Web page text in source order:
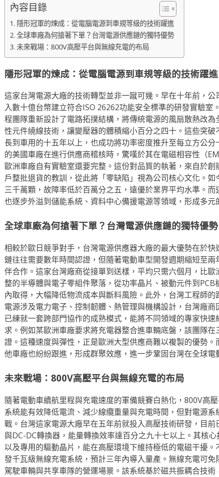
內容目錄
隱形冠軍的煉成：從電腦電源到車規等級的技術躍進
全球車廠為何搶著下單？台灣電源供應鏈的獨特優勢
未來戰場：800V高壓平台與無線充電的布局
隱形冠軍的煉成：從電腦電源到車規等級的技術躍進
這家台灣電源大廠的技術轉型並非一蹴可幾。早在十年前，
入數十億台幣建立符合ISO 26262功能安全標準的研發實驗室
程團隊重新設計了電路拓撲結構，將傳統電源的風扇散熱改
性元件繞線技術，讓變壓器的體積縮小百分之四十。這些突
長到車用的十五年以上，也成功將功率密度推升至每立方公
的美國車廠在進行供應商稽核時，驚嘆於其在電磁相容性（
歐洲車廠自有實驗室還要完整。這份對品質的執著，來自於
戶整批退貨的教訓，從此將「零缺陷」視為公司核心文化。
三千萬顆，故障率低於百萬分之五，遠優於業界平均水準。
也逐步外溢到儲能系統、資料中心備援電源等領域，形成多元
全球車廠為何搶著下單？台灣電源供應鏈的獨特優勢
相較於歐日競爭對手，台灣電源供應器大廠的最大優勢在於
鏈往往需要數年時間認證，但隨著電動車型開發週期縮短至
伴合作。這家台灣廠商從接單到送樣，平均只需六個月，比
整的半導體與電子零組件聚落，從功率晶片、被動元件到
內取得，大幅降低物流成本與斷料風險。此外，台灣工程師
電源涉及電力電子、控制韌體、熱管理與機構設計，台灣廠
已練就一套跨部門協作的成熟模式，能將不同領域的專家快
求。例如某歐洲車廠要求將充電器整合進車輛底盤，該團隊
證。這種速度與彈性，正是歐洲大型供應商難以複製的優勢
他車廠也紛紛跟進，形成群聚效應，進一步鞏固台灣在全球
未來戰場：800V高壓平台與無線充電的布局
隨著電動車續航里程與充電速度的軍備競賽白熱化，800V高
系統能有效降低電流、減少線纜重量與充電時間，但對電源
戰。台灣這家電源大廠早在五年前就投入高壓技術研發，目
與DC-DC轉換器，能量轉換效率達百分之九十七以上。其核
以及專用的驅動晶片，能在高壓環境下維持極低的電磁干擾
發千瓦級無線充電系統，預計三年內導入量產。無線充電可
駕駛車輛與共享車隊的營運場景。該系統基於磁共振耦合技